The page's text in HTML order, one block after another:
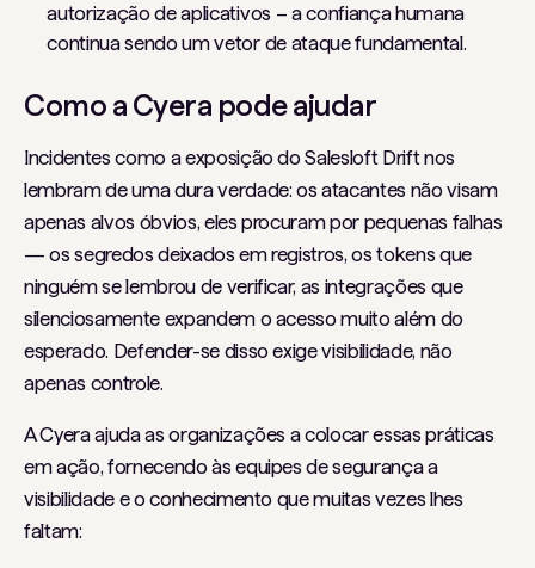
autorização de aplicativos – a confiança humana
continua sendo um vetor de ataque fundamental.
Como a Cyera pode ajudar
Incidentes como a exposição do Salesloft Drift nos
lembram de uma dura verdade: os atacantes não visam
apenas alvos óbvios, eles procuram por pequenas falhas
— os segredos deixados em registros, os tokens que
ninguém se lembrou de verificar, as integrações que
silenciosamente expandem o acesso muito além do
esperado. Defender-se disso exige visibilidade, não
apenas controle.
A Cyera ajuda as organizações a colocar essas práticas
em ação, fornecendo às equipes de segurança a
visibilidade e o conhecimento que muitas vezes lhes
faltam: